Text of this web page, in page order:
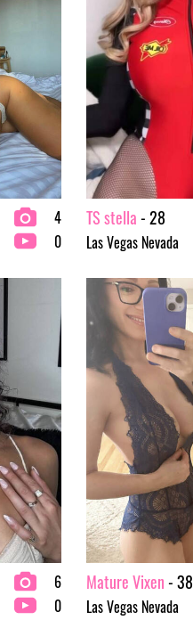
4
0
TS stella- 28
Las Vegas Nevada
6
0
Mature Vixen- 38
Las Vegas Nevada